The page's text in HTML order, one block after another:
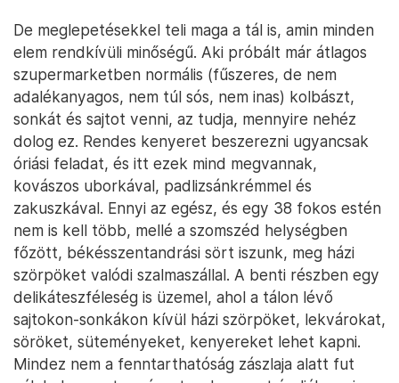
De meglepetésekkel teli maga a tál is, amin minden
elem rendkívüli minőségű. Aki próbált már átlagos
szupermarketben normális (fűszeres, de nem
adalékanyagos, nem túl sós, nem inas) kolbászt,
sonkát és sajtot venni, az tudja, mennyire nehéz
dolog ez. Rendes kenyeret beszerezni ugyancsak
óriási feladat, és itt ezek mind megvannak,
kovászos uborkával, padlizsánkrémmel és
zakuszkával. Ennyi az egész, és egy 38 fokos estén
nem is kell több, mellé a szomszéd helységben
főzött, békésszentandrási sört iszunk, meg házi
szörpöket valódi szalmaszállal. A benti részben egy
delikáteszféleség is üzemel, ahol a tálon lévő
sajtokon-sonkákon kívül házi szörpöket, lekvárokat,
söröket, süteményeket, kenyereket lehet kapni.
Mindez nem a fenntarthatóság zászlaja alatt fut